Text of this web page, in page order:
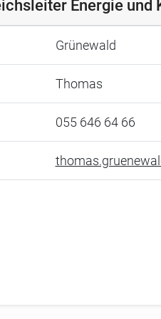
Energie und
Grünewald
Thomas
055 646 64 66